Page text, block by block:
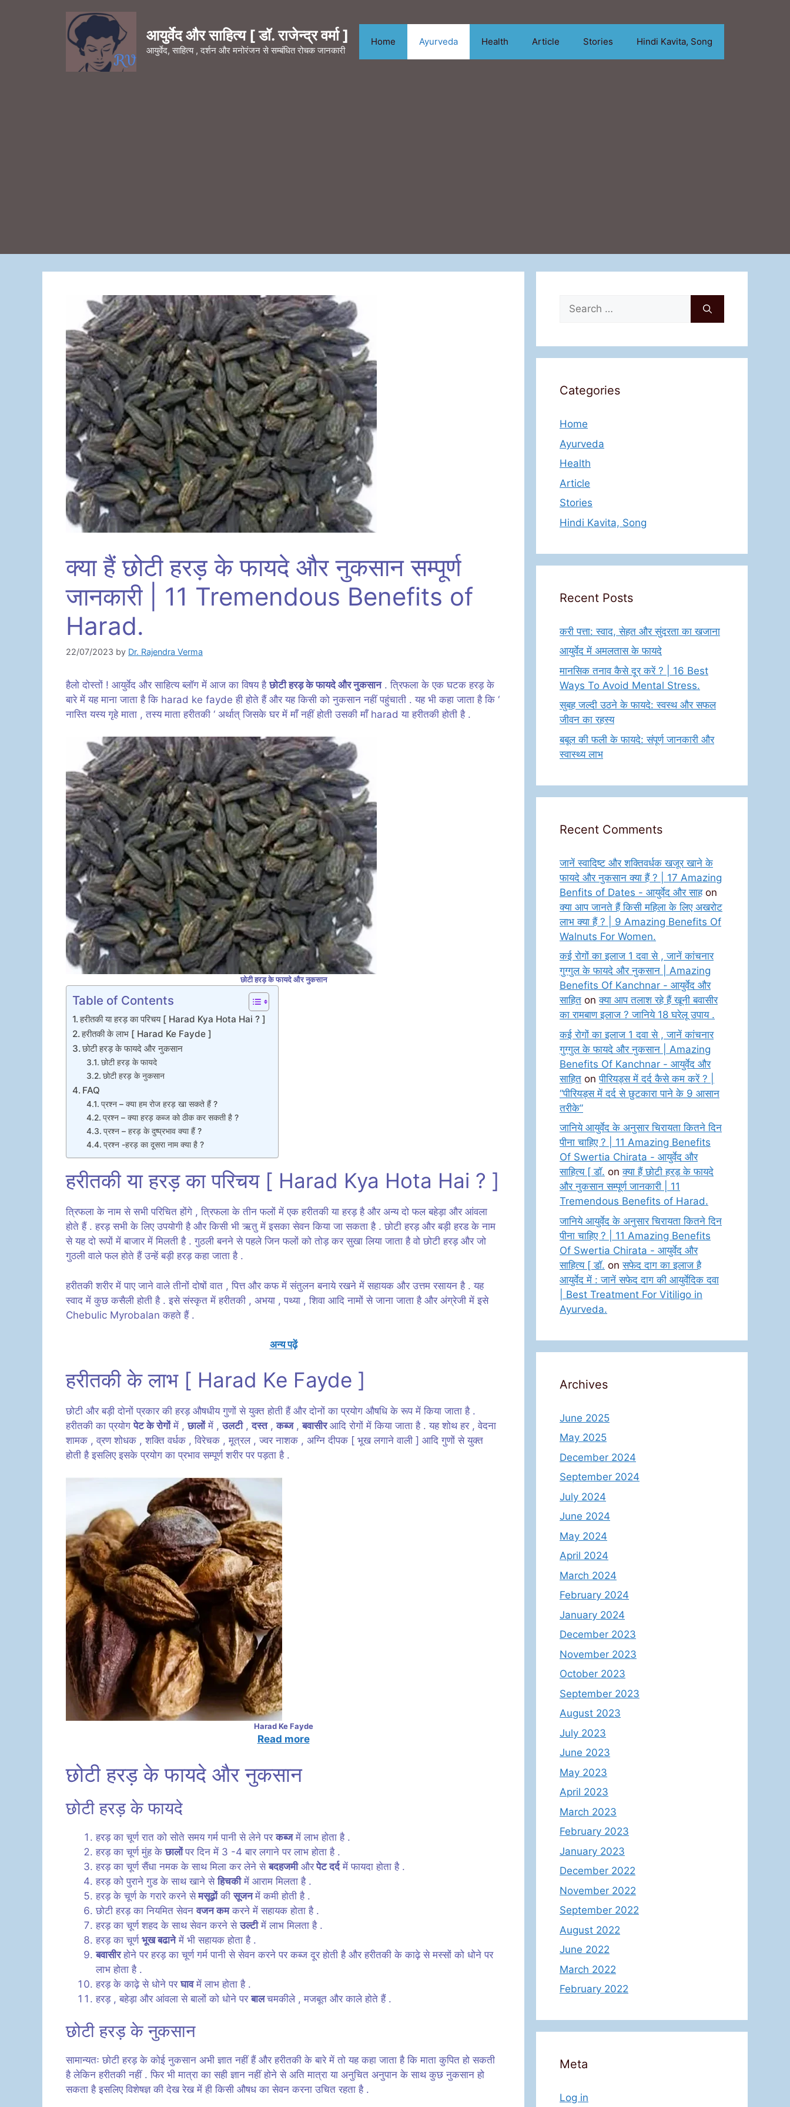
आयुर्वेद और साहित्य [ डॉ. राजेन्द्र वर्मा ]
आयुर्वेद, साहित्य , दर्शन और मनोरंजन से सम्बंधित रोचक जानकारी
Home Ayurveda Health Article Stories Hindi Kavita, Song
क्या हैं छोटी हरड़ के फायदे और नुकसान सम्पूर्ण
जानकारी | 11 Tremendous Benefits of
Harad.
22/07/2023 by Dr. Rajendra Verma
हैलो दोस्तों ! आयुर्वेद और साहित्य ब्लॉग में आज का विषय हैछोटी हरड़ के फायदे और नुकसान. त्रिफला के एक घटक हरड़ के
बारे में यह माना जाता है कि harad ke fayde ही होते हैं और यह किसी को नुकसान नहीं पहुंचाती . यह भी कहा जाता है कि ‘
नास्ति यस्य गृहे माता , तस्य माता हरीतकी ‘ अर्थात् जिसके घर में माँ नहीं होती उसकी माँ harad या हरीतकी होती है .
छोटी हरड़ के फायदे और नुकसान
Table of Contents
हरीतकी या हरड़ का परिचय [ Harad Kya Hota Hai ? ]
हरीतकी के लाभ [ Harad Ke Fayde ]
छोटी हरड़ के फायदे और नुकसान
छोटी हरड़ के फायदे
छोटी हरड़ के नुकसान
FAQ
प्रश्न – क्या हम रोज हरड़ खा सकते हैं ?
प्रश्न – क्या हरड़ कब्ज को ठीक कर सकती है ?
प्रश्न – हरड़ के दुष्प्रभाव क्या हैं ?
प्रश्न -हरड़ का दूसरा नाम क्या है ?
हरीतकी या हरड़ का परिचय [ Harad Kya Hota Hai ? ]
त्रिफला के नाम से सभी परिचित होंगे , त्रिफला के तीन फलों में एक हरीतकी या हरड़ है और अन्य दो फल बहेड़ा और आंवला
होते हैं . हरड़ सभी के लिए उपयोगी है और किसी भी ऋतु में इसका सेवन किया जा सकता है . छोटी हरड़ और बड़ी हरड के नाम
से यह दो रूपों में बाजार में मिलती है . गुठली बनने से पहले जिन फलों को तोड़ कर सुखा लिया जाता है वो छोटी हरड़ और जो
गुठली वाले फल होते हैं उन्हें बड़ी हरड़ कहा जाता है .
हरीतकी शरीर में पाए जाने वाले तीनों दोषों वात , पित्त और कफ में संतुलन बनाये रखने में सहायक और उत्तम रसायन है . यह
स्वाद में कुछ कसैली होती है . इसे संस्कृत में हरीतकी , अभया , पथ्या , शिवा आदि नामों से जाना जाता है और अंग्रेजी में इसे
Chebulic Myrobalan कहते हैं .
अन्य पढ़ें
हरीतकी के लाभ [ Harad Ke Fayde ]
छोटी और बड़ी दोनों प्रकार की हरड़ औषधीय गुणों से युक्त होती हैं और दोनों का प्रयोग औषधि के रूप में किया जाता है .
हरीतकी का प्रयोगपेट के रोगोंमें ,छालोंमें ,उलटी,दस्त,कब्ज,बवासीरआदि रोगों में किया जाता है . यह शोथ हर , वेदना
शामक , व्रण शोधक , शक्ति वर्धक , विरेचक , मूत्रल , ज्वर नाशक , अग्नि दीपक [ भूख लगाने वाली ] आदि गुणों से युक्त
होती है इसलिए इसके प्रयोग का प्रभाव सम्पूर्ण शरीर पर पड़ता है .
Harad Ke Fayde
Read more
छोटी हरड़ के फायदे और नुकसान
छोटी हरड़ के फायदे
हरड़ का चूर्ण रात को सोते समय गर्म पानी से लेने परकब्जमें लाभ होता है .
हरड़ का चूर्ण मुंह केछालोंपर दिन में 3 -4 बार लगाने पर लाभ होता है .
हरड़ का चूर्ण सैंधा नमक के साथ मिला कर लेने सेबदहजमीऔरपेट दर्दमें फायदा होता है .
हरड़ को पुराने गुड के साथ खाने सेहिचकीमें आराम मिलता है .
हरड़ के चूर्ण के गरारे करने सेमसूढ़ोंकीसूजनमें कमी होती है .
छोटी हरड़ का नियमित सेवनवजन कमकरने में सहायक होता है .
हरड़ का चूर्ण शहद के साथ सेवन करने सेउल्टीमें लाभ मिलता है .
हरड़ का चूर्ण भूख बढानेमें भी सहायक होता है .
बवासीरहोने पर हरड़ का चूर्ण गर्म पानी से सेवन करने पर कब्ज दूर होती है और हरीतकी के काढ़े से मस्सों को धोने पर
लाभ होता है .
हरड़ के काढ़े से धोने परघावमें लाभ होता है .
हरड़ , बहेड़ा और आंवला से बालों को धोने परबालचमकीले , मजबूत और काले होते हैं .
छोटी हरड़ के नुकसान
सामान्यतः छोटी हरड़ के कोई नुकसान अभी ज्ञात नहीं हैं और हरीतकी के बारे में तो यह कहा जाता है कि माता कुपित हो सकती
है लेकिन हरीतकी नहीं . फिर भी मात्रा का सही ज्ञान नहीं होने से अति मात्रा या अनुचित अनुपान के साथ कुछ नुकसान हो
सकता है इसलिए विशेषज्ञ की देख रेख में ही किसी औषध का सेवन करना उचित रहता है .
Search
for:
Categories
Home
Ayurveda
Health
Article
Stories
Hindi Kavita, Song
Recent Posts
करी पत्ता: स्वाद, सेहत और सुंदरता का खजाना
आयुर्वेद में अमलतास के फायदे
मानसिक तनाव कैसे दूर करें ? | 16 Best
Ways To Avoid Mental Stress.
सुबह जल्दी उठने के फायदे: स्वस्थ और सफल
जीवन का रहस्य
बबूल की फली के फायदे: संपूर्ण जानकारी और
स्वास्थ्य लाभ
Recent Comments
जानें स्वादिष्ट और शक्तिवर्धक खजूर खाने के
फायदे और नुकसान क्या हैं ? | 17 Amazing
Benfits of Dates - आयुर्वेद और साहon
क्या आप जानते हैं किसी महिला के लिए अखरोट
लाभ क्या हैं ? | 9 Amazing Benefits Of
Walnuts For Women.
कई रोगों का इलाज 1 दवा से , जानें कांचनार
गुग्गुल के फायदे और नुकसान | Amazing
Benefits Of Kanchnar - आयुर्वेद और
साहित onक्या आप तलाश रहे हैं खूनी बवासीर
का रामबाण इलाज ? जानिये 18 घरेलू उपाय .
कई रोगों का इलाज 1 दवा से , जानें कांचनार
गुग्गुल के फायदे और नुकसान | Amazing
Benefits Of Kanchnar - आयुर्वेद और
साहित onपीरियड्स में दर्द कैसे कम करें ? |
“पीरियड्स में दर्द से छुटकारा पाने के 9 आसान
तरीके”
जानिये आयुर्वेद के अनुसार चिरायता कितने दिन
पीना चाहिए ? | 11 Amazing Benefits
Of Swertia Chirata - आयुर्वेद और
साहित्य [ डॉ. onक्या हैं छोटी हरड़ के फायदे
और नुकसान सम्पूर्ण जानकारी | 11
Tremendous Benefits of Harad.
जानिये आयुर्वेद के अनुसार चिरायता कितने दिन
पीना चाहिए ? | 11 Amazing Benefits
Of Swertia Chirata - आयुर्वेद और
साहित्य [ डॉ. onसफेद दाग का इलाज है
आयुर्वेद में : जानें सफेद दाग की आयुर्वेदिक दवा
| Best Treatment For Vitiligo in
Ayurveda.
Archives
June 2025
May 2025
December 2024
September 2024
July 2024
June 2024
May 2024
April 2024
March 2024
February 2024
January 2024
December 2023
November 2023
October 2023
September 2023
August 2023
July 2023
June 2023
May 2023
April 2023
March 2023
February 2023
January 2023
December 2022
November 2022
September 2022
August 2022
June 2022
March 2022
February 2022
Meta
Log in